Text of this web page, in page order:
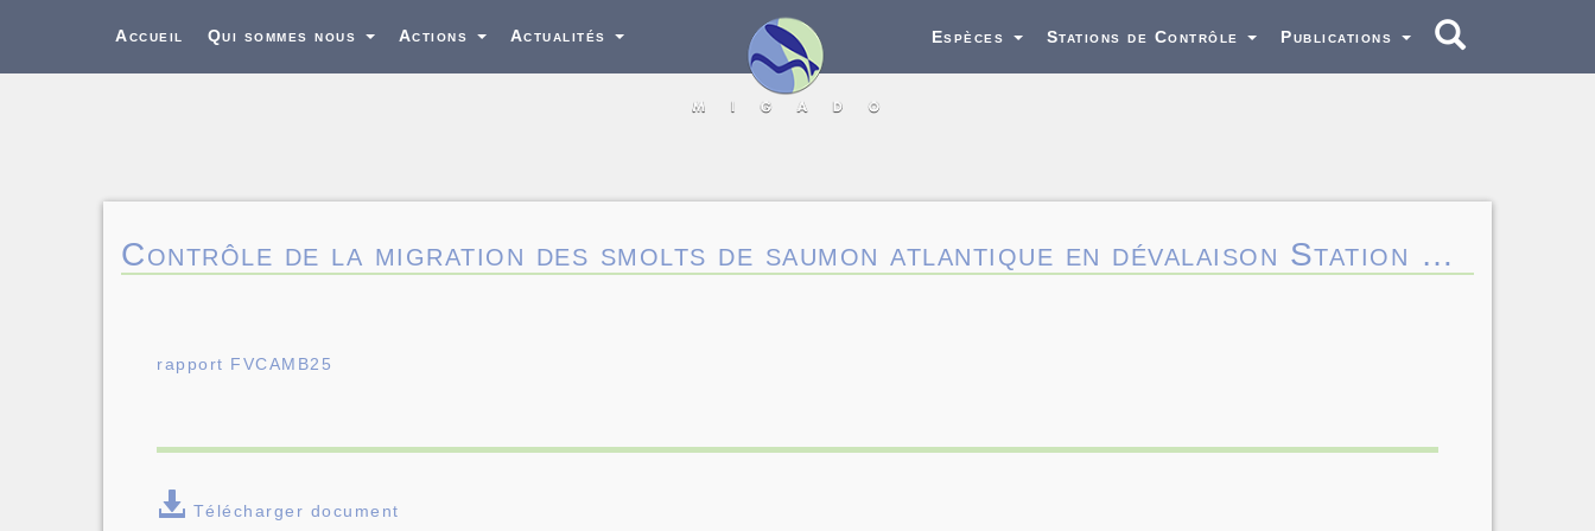
Accueil Qui sommes nous Actions Actualités Espèces Stations de Contrôle Publications
Contrôle de la migration des smolts de saumon atlantique en dévalaison Station …
rapport FVCAMB25
Télécharger document